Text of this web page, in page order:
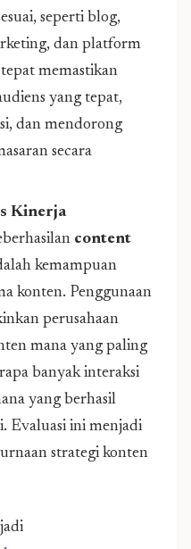
seperti blog,
dan platform
memastikan
yang tepat,
dan mendorong
secara
Kinerja
content
kemampuan
konten. Penggunaan
perusahaan
mana yang paling
banyak interaksi
yang berhasil
Evaluasi ini menjadi
strategi konten